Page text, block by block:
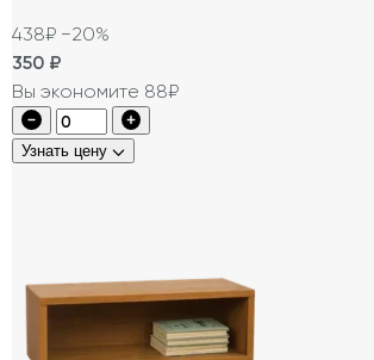
438₽ −20%
350 ₽
Вы экономите 88₽
Узнать цену